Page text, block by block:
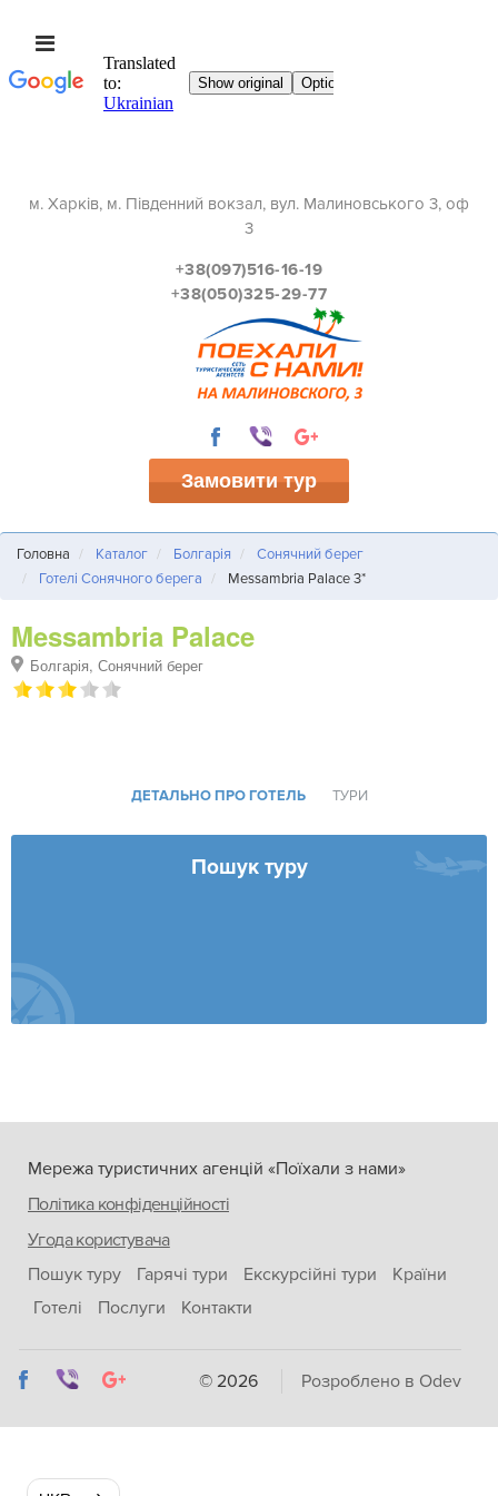
м. Харків, м. Південний вокзал, вул. Малиновського 3, оф
3
+38(097)516-16-19
+38(050)325-29-77
Замовити тур
Головна Каталог Болгарія
Сонячний берег
Готелі Сонячного берега
Messambria Palace 3*
Messambria Palace
Болгарія, Сонячний берег
ДЕТАЛЬНО ПРО ГОТЕЛЬ ТУРИ
Пошук туру
Мережа туристичних агенцій «Поїхали з нами»
Політика конфіденційності
Угода користувача
Пошук туру
Гарячі тури Екскурсійні тури
Країни
Готелі
Послуги Контакти
© 2026 Розроблено в Odev